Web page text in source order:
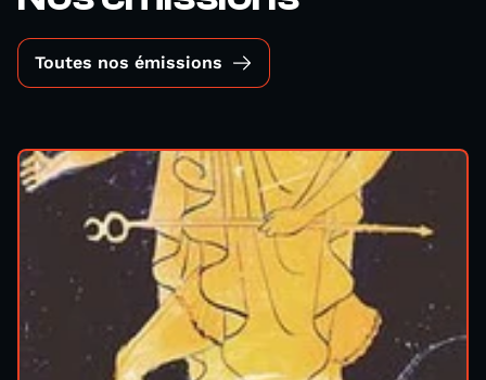
Toutes nos émissions